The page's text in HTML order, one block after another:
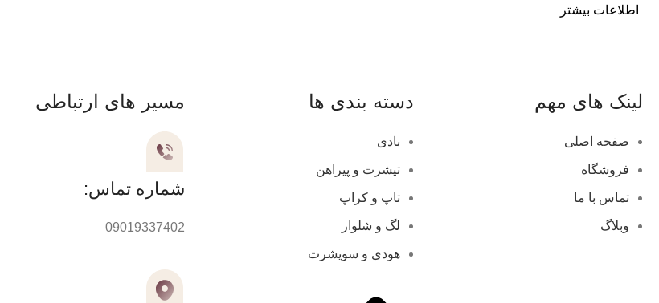
اطلاعات بیشتر
لینک های مهم
صفحه اصلی
فروشگاه
تماس با ما
وبلاگ
دسته بندی ها
بادی
تیشرت و پیراهن
تاپ و کراپ
لگ و شلوار
هودی و سویشرت
مسیر های ارتباطی
شماره تماس:
09019337402